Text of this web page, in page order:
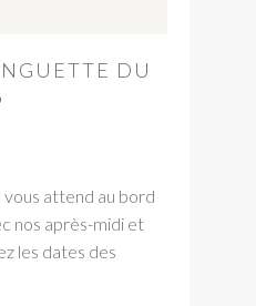
DU
attend au bord
nos après-midi et
les dates des